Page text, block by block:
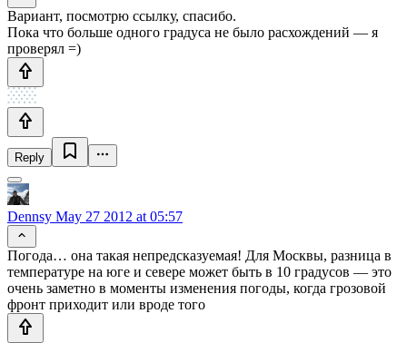
Вариант, посмотрю ссылку, спасибо.
Пока что больше одного градуса не было расхождений — я
проверял =)
Reply
Dennsy May 27 2012 at 05:57
Погода… она такая непредсказуемая! Для Москвы, разница в
температуре на юге и севере может быть в 10 градусов — это
очень заметно в моменты изменения погоды, когда грозовой
фронт приходит или вроде того